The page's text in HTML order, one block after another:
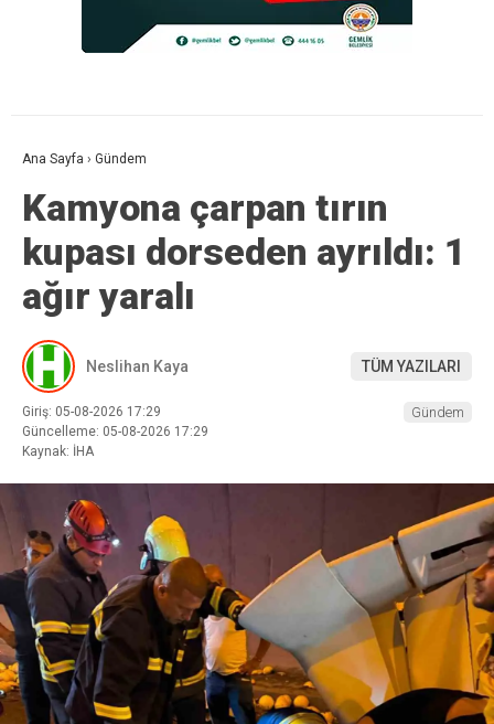
Ana Sayfa › Gündem
Kamyona çarpan tırın
kupası dorseden ayrıldı: 1
ağır yaralı
Neslihan Kaya TÜM YAZILARI
Giriş: 05-08-2026 17:29
Güncelleme: 05-08-2026 17:29
Kaynak: İHA
Gündem